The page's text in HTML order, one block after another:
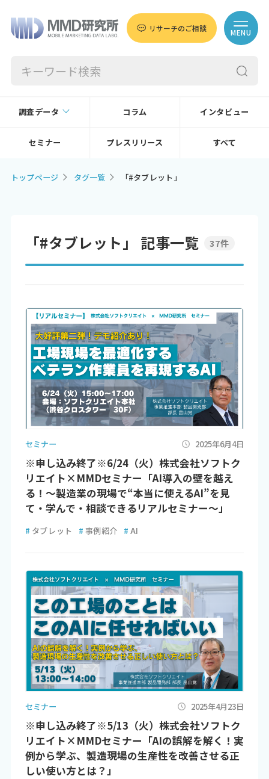
リサーチのご相談 MENU
調査データ コラム インタビュー
セミナー プレスリリース すべて
トップページ タグ一覧 「#タブレット」
「#タブレット」 記事一覧 37件
セミナー 2025年6月4日
※申し込み終了※6/24（火）株式会社ソフトク
リエイト×MMDセミナー「AI導入の壁を越え
る！～製造業の現場で“本当に使えるAI”を見
て・学んで・相談できるリアルセミナー～」
# タブレット # 事例紹介 # AI
セミナー 2025年4月23日
※申し込み終了※5/13（火）株式会社ソフトク
リエイト×MMDセミナー「AIの誤解を解く！実
例から学ぶ、製造現場の生産性を改善させる正
しい使い方とは？」